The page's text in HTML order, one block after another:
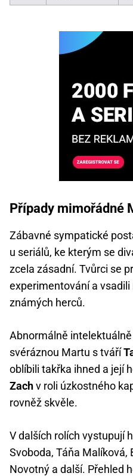
Případy mimořádné
Zábavné sympatické
u seriálů, ke kterým se
zcela zásadní. Tvůrci se
experimentování a
známých herců.
Abnormálně
svéráznou Martu s tváří
oblíbili takřka ihned a její
Zachv roli úzkostného
rovněž skvěle.
V dalších rolích vystupují
Svoboda, Táňa Malíková,
Novotný a další. Přehled